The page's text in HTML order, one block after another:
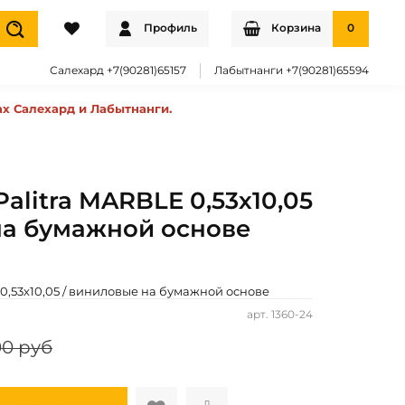
Профиль Корзина 0
Салехард +7(90281)65157 Лабытнанги +7(90281)65594
Салехард и Лабытнанги.
арт. 1360-24
MARBLE 0,53х10,05
бумажной основе
руб
/ виниловые на бумажной основе